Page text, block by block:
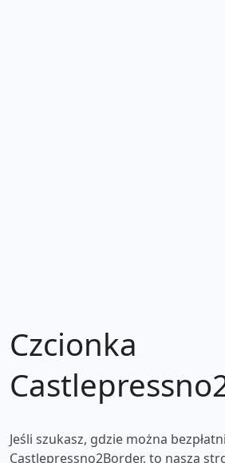
Czcionka
Jeśli szukasz, gdzie można
Castlepressno2Border, to nasza